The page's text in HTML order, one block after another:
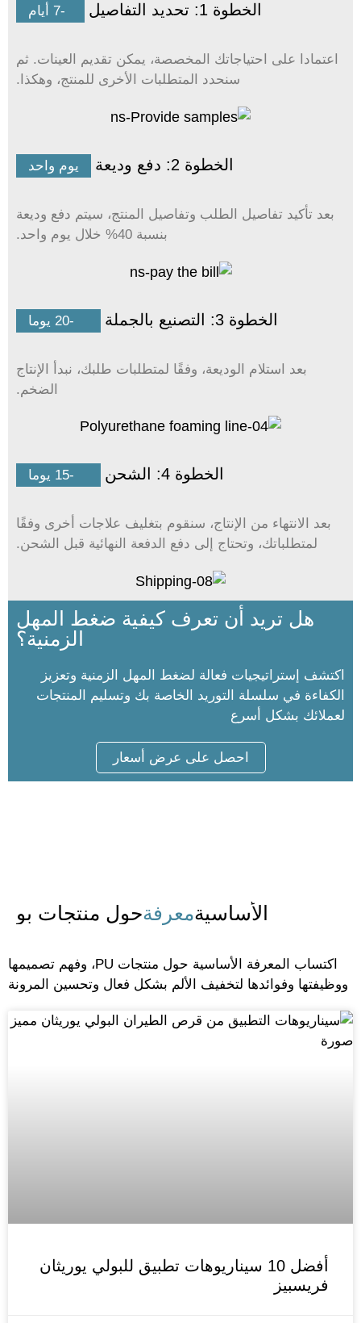
الخطوة 1: تحديد التفاصيل
اعتمادا على احتياجاتك المخصصة، يمكن تقديم العينات. ثم
سنحدد المتطلبات الأخرى للمنتج، وهكذا.
الخطوة 2: دفع وديعة يوم واحد
بعد تأكيد تفاصيل الطلب وتفاصيل المنتج، سيتم دفع وديعة
بنسبة 40% خلال يوم واحد.
الخطوة 3: التصنيع بالجملة
بعد استلام الوديعة، وفقًا لمتطلبات طلبك، نبدأ الإنتاج
الضخم.
الخطوة 4: الشحن
بعد الانتهاء من الإنتاج، سنقوم بتغليف علاجات أخرى وفقًا
لمتطلباتك، وتحتاج إلى دفع الدفعة النهائية قبل الشحن.
هل تريد أن تعرف كيفية ضغط المهل
الزمنية؟
اكتشف إستراتيجيات فعالة لضغط المهل الزمنية وتعزيز
الكفاءة في سلسلة التوريد الخاصة بك وتسليم المنتجات
لعملائك بشكل أسرع
احصل على عرض أسعار
الأساسيةمعرفةحول منتجات بو
اكتساب المعرفة الأساسية حول منتجات PU، وفهم تصميمها
وفوائدها لتخفيف الألم بشكل فعال وتحسين المرونة
أفضل 10 سيناريوهات تطبيق للبولي يوريثان
فريسبيز